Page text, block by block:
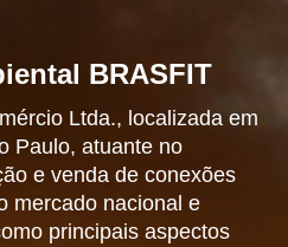
BRASFIT
Ltda., localizada em
Paulo, atuante no
e venda de conexões
mercado nacional e
principais aspectos